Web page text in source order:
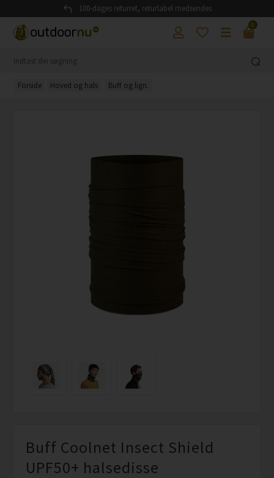
100-dages returret, returlabel medsendes
0
Forside Hoved og hals Buff og lign.
Buff Coolnet Insect Shield
UPF50+ halsedisse